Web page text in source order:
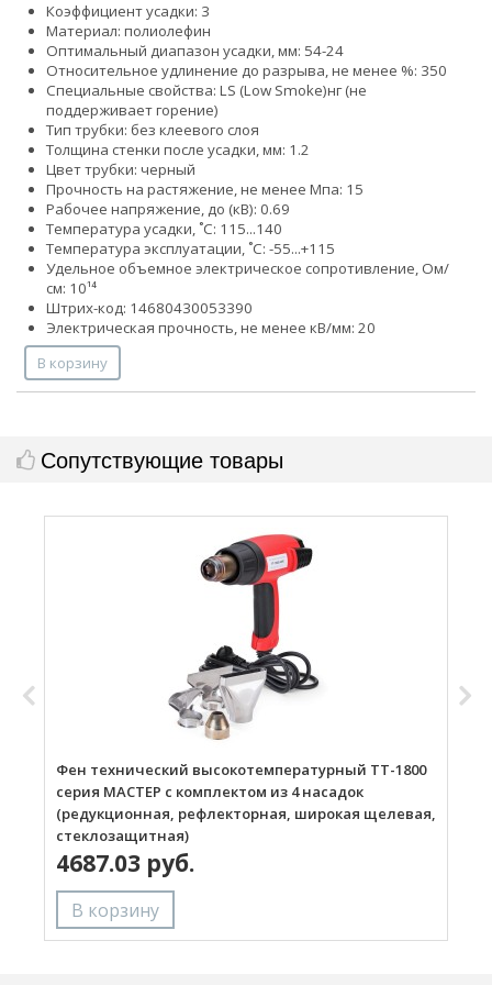
Коэффициент усадки: 3
Материал: полиолефин
Оптимальный диапазон усадки, мм: 54-24
Относительное удлинение до разрыва, не менее %: 350
Специальные свойства: LS (Low Smoke)нг (не
поддерживает горение)
Тип трубки: без клеевого слоя
Толщина стенки после усадки, мм: 1.2
Цвет трубки: черный
Прочность на растяжение, не менее Мпа: 15
Рабочее напряжение, до (кВ): 0.69
Температура усадки, ˚С: 115...140
Температура эксплуатации, ˚С: -55...+115
Удельное объемное электрическое сопротивление, Ом/
см: 10¹⁴
Штрих-код: 14680430053390
Электрическая прочность, не менее кВ/мм: 20
В корзину
Сопутствующие товары
Фен технический высокотемпературный ТТ-1800
серия МАСТЕР с комплектом из 4 насадок
(редукционная, рефлекторная, широкая щелевая,
стеклозащитная)
4687.03 руб.